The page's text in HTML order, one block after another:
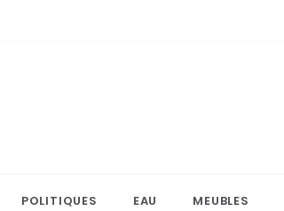
POLITIQUES EAU MEUBLES